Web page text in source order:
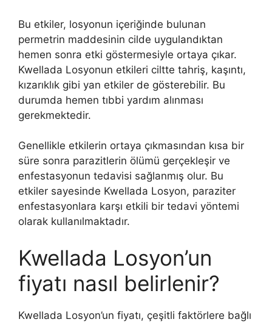
Bu etkiler, losyonun içeriğinde bulunan
permetrin maddesinin cilde uygulandıktan
hemen sonra etki göstermesiyle ortaya çıkar.
Kwellada Losyonun etkileri ciltte tahriş, kaşıntı,
kızarıklık gibi yan etkiler de gösterebilir. Bu
durumda hemen tıbbi yardım alınması
gerekmektedir.
Genellikle etkilerin ortaya çıkmasından kısa bir
süre sonra parazitlerin ölümü gerçekleşir ve
enfestasyonun tedavisi sağlanmış olur. Bu
etkiler sayesinde Kwellada Losyon, paraziter
enfestasyonlara karşı etkili bir tedavi yöntemi
olarak kullanılmaktadır.
Kwellada Losyon’un
fiyatı nasıl belirlenir?
Kwellada Losyon’un fiyatı, çeşitli faktörlere bağlı